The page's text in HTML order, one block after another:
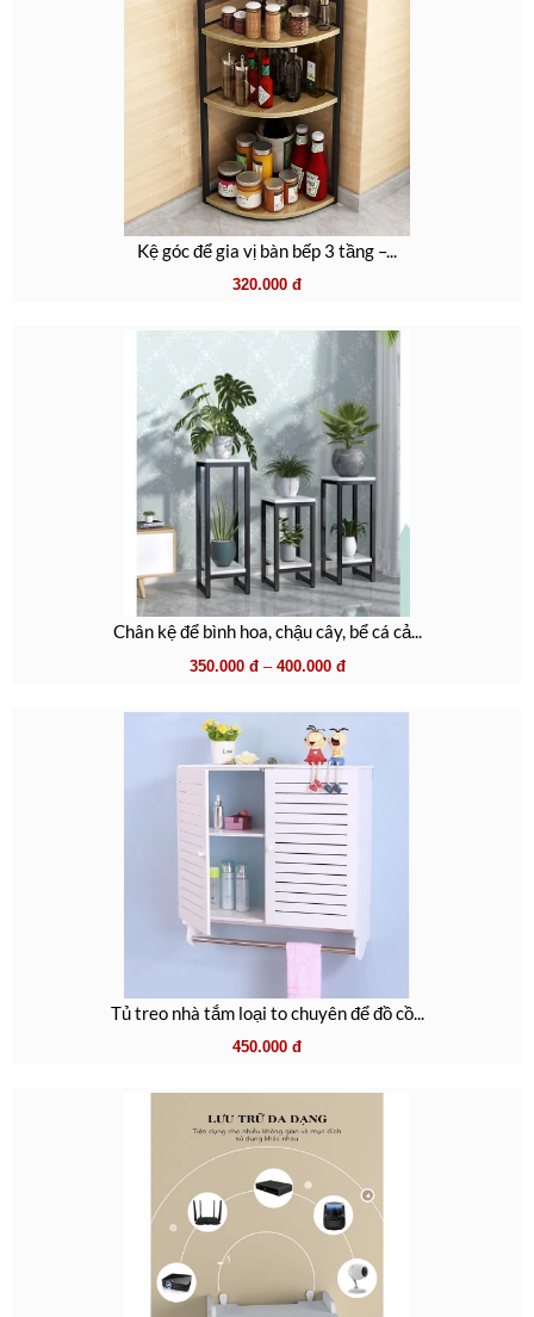
Kệ góc để gia vị bàn bếp 3 tầng –...
320.000 đ
Chân kệ để bình hoa, chậu cây, bể cá cả...
350.000 đ– 400.000 đ
Tủ treo nhà tắm loại to chuyên để đồ cồ...
450.000 đ